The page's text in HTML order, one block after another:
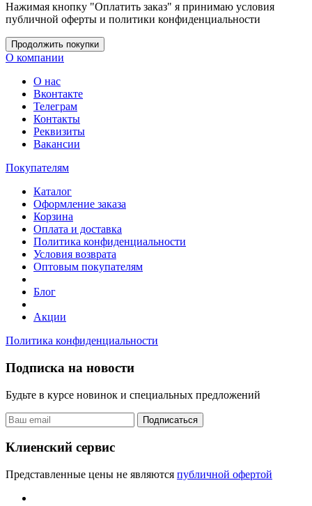
Нажимая кнопку "Оплатить заказ" я принимаю условия
публичной оферты и политики конфиденциальности
Продолжить покупки
О компании
О нас
Вконтакте
Телеграм
Контакты
Реквизиты
Вакансии
Покупателям
Каталог
Оформление заказа
Корзина
Оплата и доставка
Политика конфиденциальности
Условия возврата
Оптовым покупателям
Блог
Акции
Политика конфиденциальности
Подписка на новости
Будьте в курсе новинок и специальных предложений
Подписаться
Клиенский сервис
Представленные цены не являются публичной офертой